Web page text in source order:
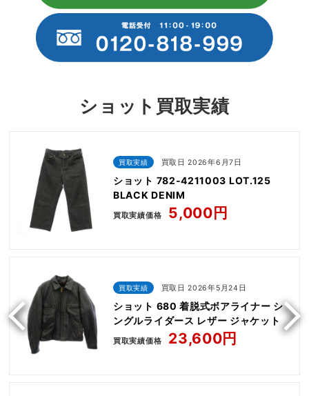
ショット買取実績
買取実績 買取日 2026年6月7日
ショット 782-4211003 LOT.125
BLACK DENIM
買取実績価格 5,000円
買取実績 買取日 2026年5月24日
ショット 680 着脱式ボアライナー シ
ングルライダース レザー ジャケット
買取実績価格 23,600円